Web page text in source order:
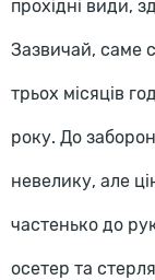
прохідні види,
Зазвичай, саме
трьох місяців
року. До
невелику, але
частенько до
осетер та